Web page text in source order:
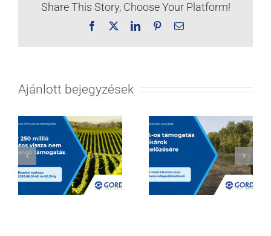
Share This Story, Choose Your Platform!
Facebook LinkedInPinterestEmail:
Ajánlott bejegyzések